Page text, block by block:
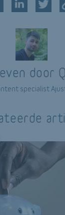
door
specialist